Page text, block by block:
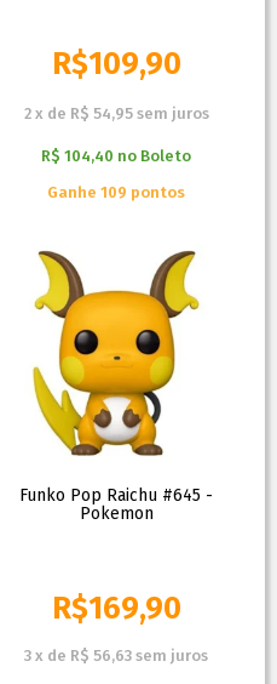
R$109,90
2 x de R$ 54,95 sem juros
R$ 104,40 no Boleto
Ganhe 109 pontos
Funko Pop Raichu #645 -
Pokemon
R$169,90
3 x de R$ 56,63 sem juros